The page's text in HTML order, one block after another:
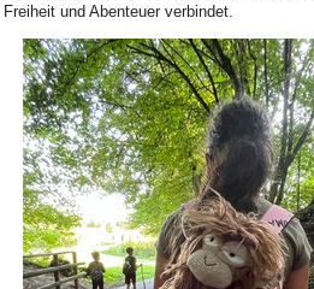
Freiheit und Abenteuer verbindet.